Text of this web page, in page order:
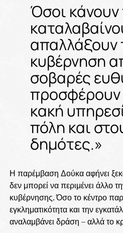
Όσοι
απαλλάξουν
κυβέρνηση
σοβαρές
προσφέρουν
κακή
πόλη και
δημότες.»
Η παρέμβαση Δούκα αφήνει
δεν μπορεί να περιμένει άλλο
κυβέρνησης. Όσο το κέντρο
εγκληματικότητα και την
αναλαμβάνει δράση – αλλά το